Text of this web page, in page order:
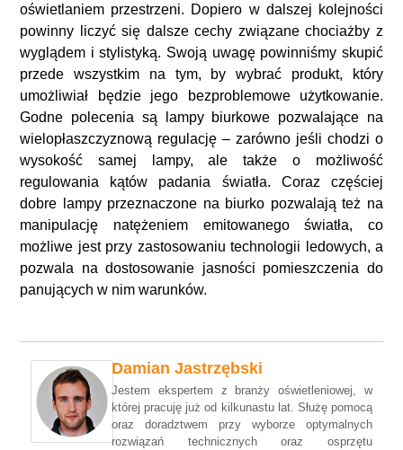
oświetlaniem przestrzeni. Dopiero w dalszej kolejności
powinny liczyć się dalsze cechy związane chociażby z
wyglądem i stylistyką. Swoją uwagę powinniśmy skupić
przede wszystkim na tym, by wybrać produkt, który
umożliwiał będzie jego bezproblemowe użytkowanie.
Godne polecenia są lampy biurkowe pozwalające na
wielopłaszczyznową regulację – zarówno jeśli chodzi o
wysokość samej lampy, ale także o możliwość
regulowania kątów padania światła. Coraz częściej
dobre lampy przeznaczone na biurko pozwalają też na
manipulację natężeniem emitowanego światła, co
możliwe jest przy zastosowaniu technologii ledowych, a
pozwala na dostosowanie jasności pomieszczenia do
panujących w nim warunków.
Damian Jastrzębski
Jestem ekspertem z branży oświetleniowej, w
której pracuję już od kilkunastu lat. Służę pomocą
oraz doradztwem przy wyborze optymalnych
rozwiązań technicznych oraz osprzętu